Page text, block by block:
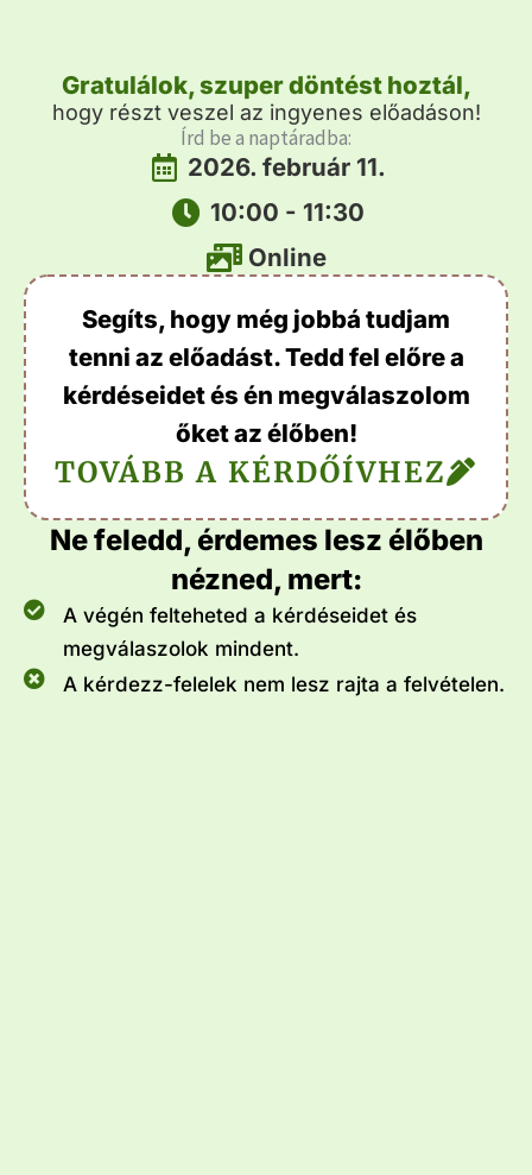
Gratulálok, szuper döntést hoztál,
hogy részt veszel az ingyenes előadáson!
Írd be a naptáradba:
2026. február 11.
10:00 - 11:30
Online
Segíts, hogy még jobbá tudjam
tenni az előadást. Tedd fel előre a
kérdéseidet és én megválaszolom
őket az élőben!
TOVÁBB A KÉRDŐÍVHEZ
Ne feledd, érdemes lesz élőben
nézned, mert:
A végén felteheted a kérdéseidet és
megválaszolok mindent.
A kérdezz-felelek nem lesz rajta a felvételen.